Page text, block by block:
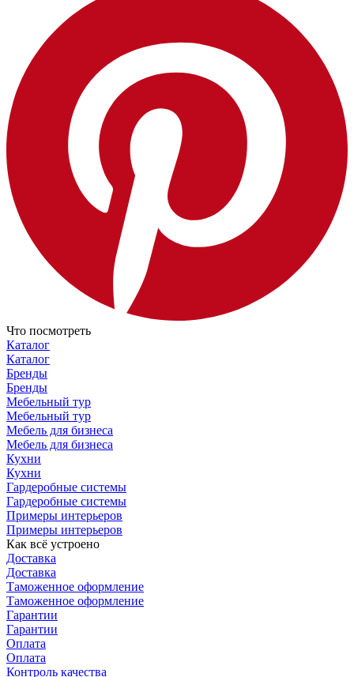
Что посмотреть
Каталог
Каталог
Бренды
Бренды
Мебельный тур
Мебельный тур
Мебель для бизнеса
Мебель для бизнеса
Кухни
Кухни
Гардеробные системы
Гардеробные системы
Примеры интерьеров
Примеры интерьеров
Как всё устроено
Доставка
Доставка
Таможенное оформление
Таможенное оформление
Гарантии
Гарантии
Оплата
Оплата
Контроль качества